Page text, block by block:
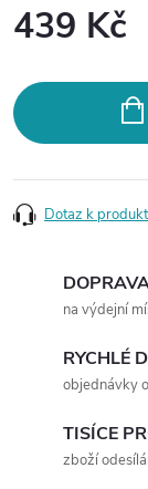
439 Kč
Dotaz k
na výdejní
RYCHLÉ
objednávky
TISÍCE
zboží